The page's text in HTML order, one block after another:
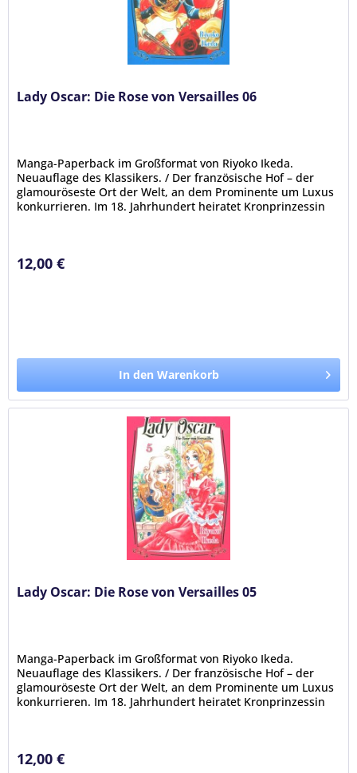
Lady Oscar: Die Rose von Versailles 06
Manga-Paperback im Großformat von Riyoko Ikeda.
Neuauflage des Klassikers. / Der französische Hof – der
glamouröseste Ort der Welt, an dem Prominente um Luxus
konkurrieren. Im 18. Jahrhundert heiratet Kronprinzessin
12,00 €
In den Warenkorb
Lady Oscar: Die Rose von Versailles 05
Manga-Paperback im Großformat von Riyoko Ikeda.
Neuauflage des Klassikers. / Der französische Hof – der
glamouröseste Ort der Welt, an dem Prominente um Luxus
konkurrieren. Im 18. Jahrhundert heiratet Kronprinzessin
12,00 €